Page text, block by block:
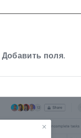
Добавить поля.